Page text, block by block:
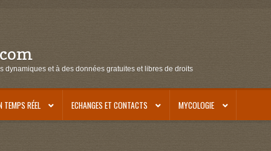
et à des données gratuites et libres de droits
TEMPS RÉEL ECHANGES ET CONTACTS MYCOLOGIE